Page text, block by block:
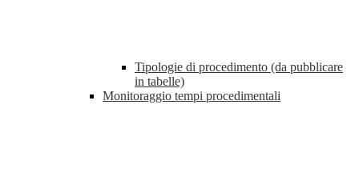
Tipologie di procedimento (da pubblicare
in tabelle)
Monitoraggio tempi procedimentali